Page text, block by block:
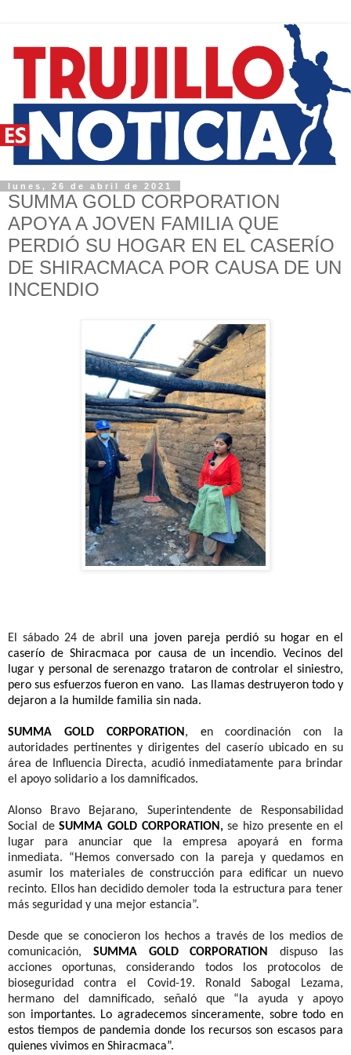
lunes, 26 de abril de 2021
SUMMA GOLD CORPORATION
APOYA A JOVEN FAMILIA QUE
PERDIÓ SU HOGAR EN EL CASERÍO
DE SHIRACMACA POR CAUSA DE UN
INCENDIO
El sábado 24 de abril una joven pareja perdió su hogar en el
caserío de Shiracmaca por causa de un incendio. Vecinos del
lugar y personal de serenazgo trataron de controlar el siniestro,
pero sus esfuerzos fueron en vano. Las llamas destruyeron todo y
dejaron a la humilde familia sin nada.
SUMMA GOLD CORPORATION, en coordinación con la
autoridades pertinentes y dirigentes del caserío ubicado en su
área de Influencia Directa, acudió inmediatamente para brindar
el apoyo solidario a los damnificados.
Alonso Bravo Bejarano, Superintendente de Responsabilidad
Social deSUMMA GOLD CORPORATION,se hizo presente en el
lugar para anunciar que la empresa apoyará en forma
inmediata. “Hemos conversado con la pareja y quedamos en
asumir los materiales de construcción para edificar un nuevo
recinto. Ellos han decidido demoler toda la estructura para tener
más seguridad y una mejor estancia”.
Desde que se conocieron los hechos a través de los medios de
comunicación, SUMMA GOLD CORPORATION dispuso las
acciones oportunas, considerando todos los protocolos de
bioseguridad contra el Covid-19. Ronald Sabogal Lezama,
hermano del damnificado, señaló que “la ayuda y apoyo
son importantes. Lo agradecemos sinceramente, sobre todo en
estos tiempos de pandemia donde los recursos son escasos para
quienes vivimos en Shiracmaca”.